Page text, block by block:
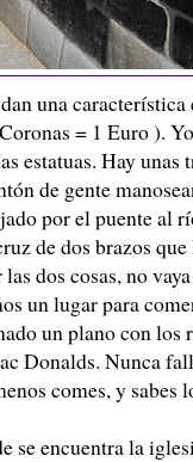
una
= 1 Euro ).
estatuas. Hay
de gente
por el puente al
de dos brazos
dos cosas, no
un lugar para
un plano con los
Donalds. Nunca
comes, y sabes
se encuentra la